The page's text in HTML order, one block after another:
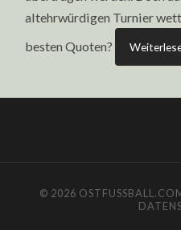
altehrwürdigen Turnier
besten Quoten?
© 2026